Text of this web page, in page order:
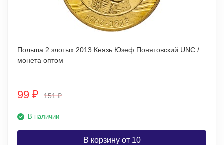
Польша 2 злотых 2013 Князь Юзеф Понятовский UNC /
монета оптом
99 ₽ 151₽
В наличии
В корзину от 10